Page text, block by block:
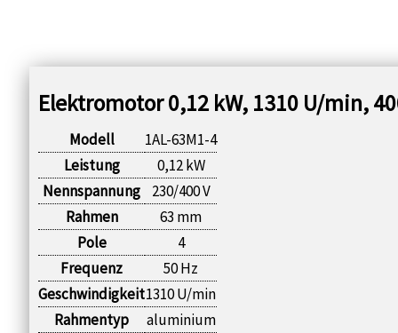
Elektromotor 0,12 kW, 1310 U/min,
Modell
1AL-63M1-4
Leistung
0,12 kW
Nennspannung
230/400 V
Rahmen
63 mm
Pole
4
Frequenz
50 Hz
Geschwindigkeit1310 U/min
Rahmentyp
aluminium